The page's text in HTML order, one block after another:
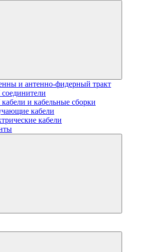
и антенно-фидерный тракт
и кабельные сборки
кабели
кабели